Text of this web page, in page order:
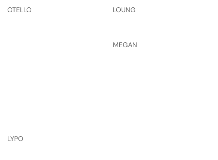
OTELLO LOUNG
LYPO
MEGAN